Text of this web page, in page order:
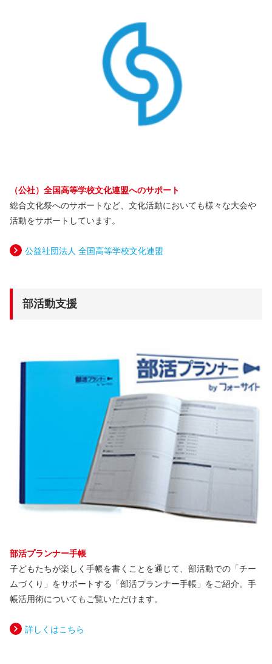
（公社）全国高等学校文化連盟へのサポート
総合文化祭へのサポートなど、文化活動においても様々な大会や
活動をサポートしています。
公益社団法人 全国高等学校文化連盟
部活動支援
部活プランナー手帳
子どもたちが楽しく手帳を書くことを通じて、部活動での「チー
ムづくり」をサポートする「部活プランナー手帳」をご紹介。手
帳活用術についてもご覧いただけます。
詳しくはこちら